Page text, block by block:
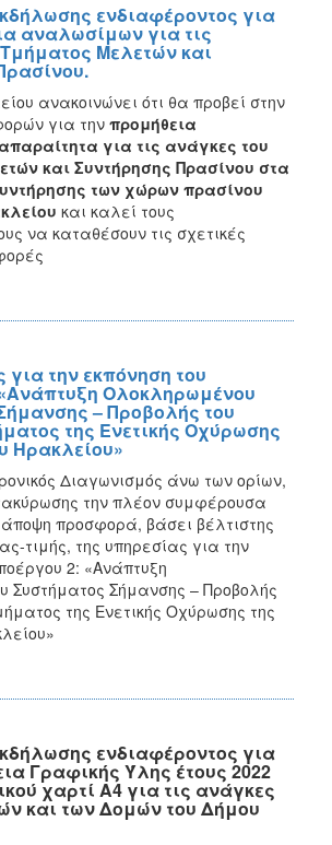
ενδιαφέροντος για
αναλωσίμων για τις
Μελετών και
ανακοινώνει ότι θα προβεί στην
για την προμήθεια
για τις ανάγκες του
και Συντήρησης Πρασίνου στα
των χώρων πρασίνου
και καλεί τους
να καταθέσουν τις σχετικές
την εκπόνηση του
Ολοκληρωμένου
– Προβολής του
της Ενετικής Οχύρωσης
Ηρακλείου»
Διαγωνισμός άνω των ορίων,
την πλέον συμφέρουσα
άποψη προσφορά, βάσει βέλτιστης
τιμής, της υπηρεσίας για την
2: «Ανάπτυξη
Συστήματος Σήμανσης – Προβολής
της Ενετικής Οχύρωσης της
ενδιαφέροντος για
Γραφικής Ύλης έτους 2022
χαρτί Α4 για τις ανάγκες
και των Δομών του Δήμου